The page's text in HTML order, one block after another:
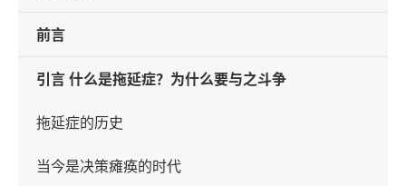
前言
引言 什么是拖延症？为什么要与之斗争
拖延症的历史
当今是决策瘫痪的时代